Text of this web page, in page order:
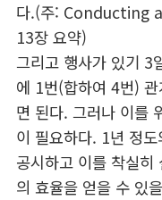
다.(주: Conducting
13장 요약)
그리고 행사가 있기 3
에 1번(합하여 4번)
면 된다. 그러나 이를
이 필요하다. 1년 정
공시하고 이를 착실히
의 효율을 얻을 수 있